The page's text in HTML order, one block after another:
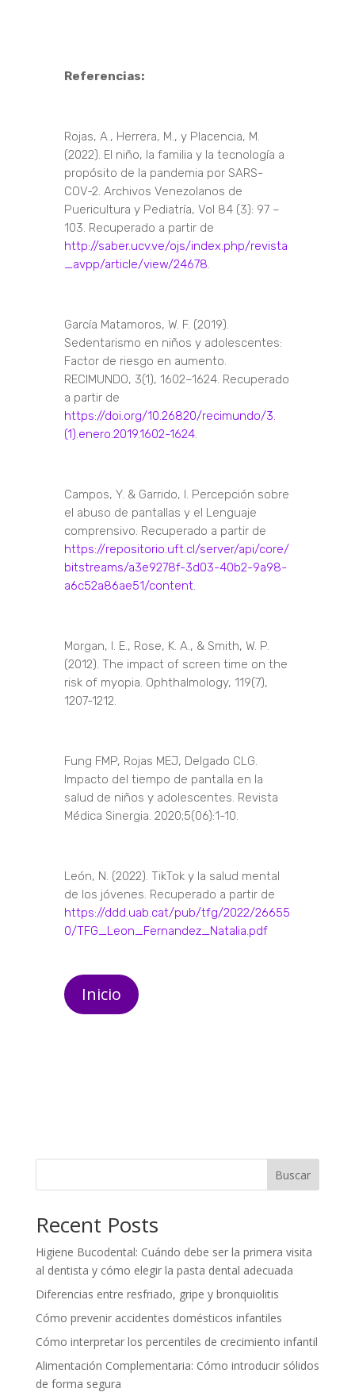
Referencias:
Rojas, A., Herrera, M., y Placencia, M.
(2022). El niño, la familia y la tecnología a
propósito de la pandemia por SARS-
COV-2. Archivos Venezolanos de
Puericultura y Pediatría, Vol 84 (3): 97 –
103. Recuperado a partir de
http://saber.ucv.ve/ojs/index.php/revista
_avpp/article/view/24678.
García Matamoros, W. F. (2019).
Sedentarismo en niños y adolescentes:
Factor de riesgo en aumento.
RECIMUNDO, 3(1), 1602–1624. Recuperado
a partir de
https://doi.org/10.26820/recimundo/3.
(1).enero.2019.1602-1624.
Campos, Y. & Garrido, I. Percepción sobre
el abuso de pantallas y el Lenguaje
comprensivo. Recuperado a partir de
https://repositorio.uft.cl/server/api/core/
bitstreams/a3e9278f-3d03-40b2-9a98-
a6c52a86ae51/content.
Morgan, I. E., Rose, K. A., & Smith, W. P.
(2012). The impact of screen time on the
risk of myopia. Ophthalmology, 119(7),
1207-1212.
Fung FMP, Rojas MEJ, Delgado CLG.
Impacto del tiempo de pantalla en la
salud de niños y adolescentes. Revista
Médica Sinergia. 2020;5(06):1-10.
León, N. (2022). TikTok y la salud mental
de los jóvenes. Recuperado a partir de
https://ddd.uab.cat/pub/tfg/2022/26655
0/TFG_Leon_Fernandez_Natalia.pdf
Inicio
Buscar
Recent Posts
Higiene Bucodental: Cuándo debe ser la primera visita
al dentista y cómo elegir la pasta dental adecuada
Diferencias entre resfriado, gripe y bronquiolitis
Cómo prevenir accidentes domésticos infantiles
Cómo interpretar los percentiles de crecimiento infantil
Alimentación Complementaria: Cómo introducir sólidos
de forma segura